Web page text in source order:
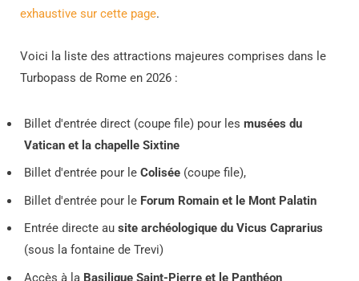
exhaustive sur cette page.
Voici la liste des attractions majeures comprises dans le
Turbopass de Rome en 2026 :
Billet d'entrée direct (coupe file) pour les musées du
Vatican et la chapelle Sixtine
Billet d'entrée pour le Colisée (coupe file),
Billet d'entrée pour le Forum Romain et le Mont Palatin
Entrée directe au site archéologique du Vicus Caprarius
(sous la fontaine de Trevi)
Accès à la Basilique Saint-Pierre et le Panthéon